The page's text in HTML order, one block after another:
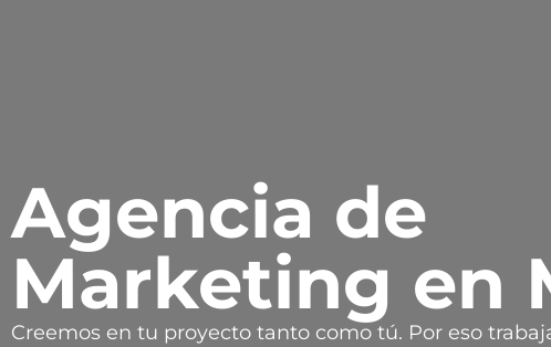
Agencia de
Marketing en
Creemos en tu proyecto tanto como tú. Por eso